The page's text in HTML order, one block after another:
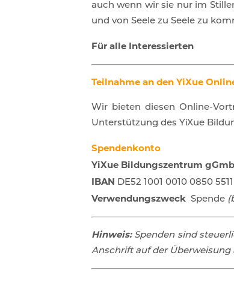
auch wenn wir sie nur im
und von Seele zu Seele zu
Für alle Interessierten
Teilnahme an den YiXue
Wir bieten diesen Online-
Unterstützung des YiXue
Spendenkonto
YiXue Bildungszentrum
IBAN DE52 1001 0010 0850
Verwendungszweck Spende
Hinweis:Spenden sind
Anschrift auf der Überweisung